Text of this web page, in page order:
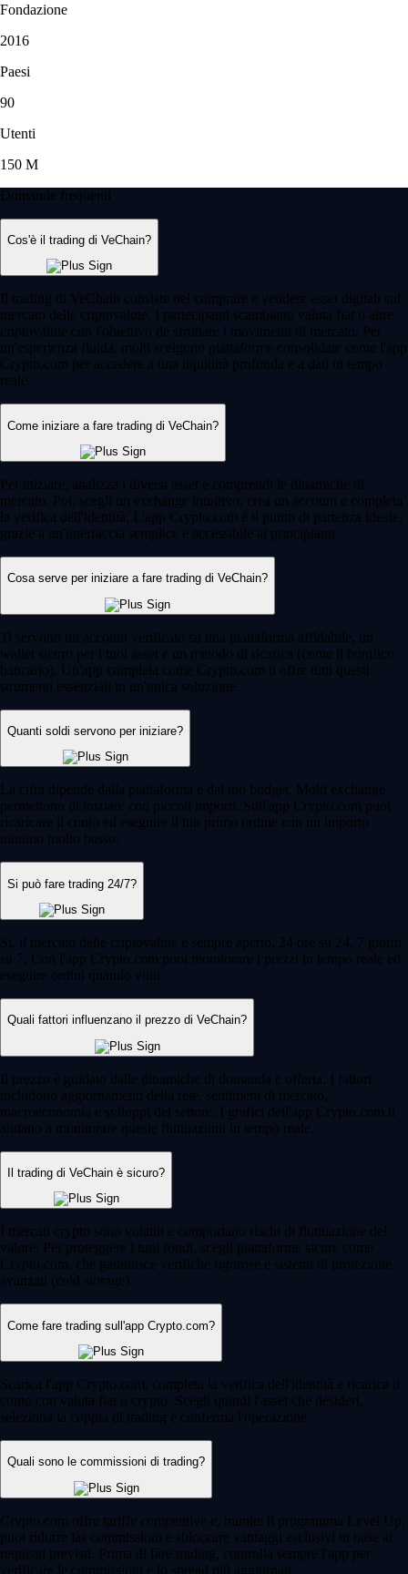
Fondazione
2016
Paesi
90
Utenti
150 M
Domande frequenti
Cos'è il trading di VeChain?
Il trading di VeChain consiste nel comprare e vendere asset digitali sul
mercato delle criptovalute. I partecipanti scambiano valuta fiat o altre
criptovalute con l'obiettivo de sfruttare i movimenti di mercato. Per
un'esperienza fluida, molti scelgono piattaforme consolidate come l'app
Crypto.com per accedere a una liquidità profonda e a dati in tempo
reale.
Come iniziare a fare trading di VeChain?
Per iniziare, analizza i diversi asset e comprendi le dinamiche di
mercato. Poi, scegli un exchange intuitivo, crea un account e completa
la verifica dell'identità. L'app Crypto.com è il punto di partenza ideale,
grazie a un'interfaccia semplice e accessibile ai principianti.
Cosa serve per iniziare a fare trading di VeChain?
Ti servono un account verificato su una piattaforma affidabile, un
wallet sicuro per i tuoi asset e un metodo di ricarica (come il bonifico
bancario). Un'app completa come Crypto.com ti offre tutti questi
strumenti essenziali in un'unica soluzione.
Quanti soldi servono per iniziare?
La cifra dipende dalla piattaforma e dal tuo budget. Molti exchange
permettono di iniziare con piccoli importi. Sull'app Crypto.com puoi
ricaricare il conto ed eseguire il tuo primo ordine con un importo
minimo molto basso.
Si può fare trading 24/7?
Sì, il mercato delle criptovalute è sempre aperto, 24 ore su 24, 7 giorni
su 7. Con l'app Crypto.com puoi monitorare i prezzi in tempo reale ed
eseguire ordini quando vuoi.
Quali fattori influenzano il prezzo di VeChain?
Il prezzo è guidato dalle dinamiche di domanda e offerta. I fattori
includono aggiornamenti della rete, sentiment di mercato,
macroeconomia e sviluppi del settore. I grafici dell'app Crypto.com ti
aiutano a monitorare queste fluttuazioni in tempo reale.
Il trading di VeChain è sicuro?
I mercati crypto sono volatili e comportano rischi di fluttuazione del
valore. Per proteggere i tuoi fondi, scegli piattaforme sicure come
Crypto.com, che garantisce verifiche rigorose e sistemi di protezione
avanzati (cold storage).
Come fare trading sull'app Crypto.com?
Scarica l'app Crypto.com, completa la verifica dell'identità e ricarica il
conto con valuta fiat o crypto. Scegli quindi l'asset che desideri,
seleziona la coppia di trading e conferma l'operazione.
Quali sono le commissioni di trading?
Crypto.com offre tariffe competitive e, tramite il programma Level Up,
puoi ridurre las commissioni e sbloccare vantaggi esclusivi in base ai
requisiti previsti. Prima di fare trading, controlla sempre l'app per
verificare le commissioni e lo spread più aggiornati.